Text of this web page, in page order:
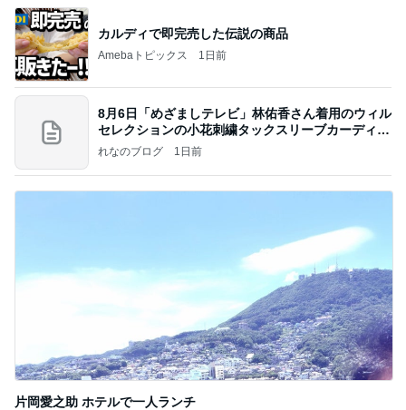
カルディで即完売した伝説の商品
Amebaトピックス 1日前
8月6日「めざましテレビ」林佑香さん着用のウィル
セレクションの小花刺繍タックスリーブカーディガ
ン
れなのブログ 1日前
片岡愛之助 ホテルで一人ランチ